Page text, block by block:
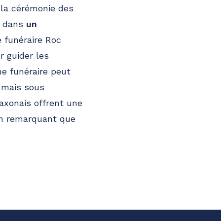
cérémonie des
un
Roc
guider les
funéraire peut
sous
offrent une
remarquant que